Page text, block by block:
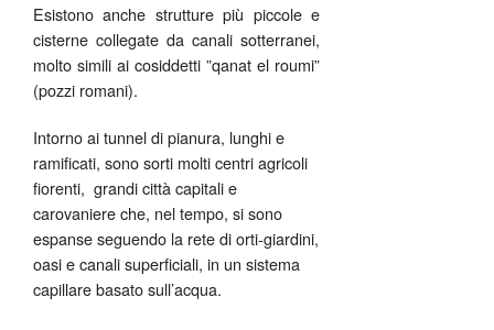
Esistono anche strutture più piccole e
cisterne collegate da canali sotterranei,
molto simili ai cosiddetti ”qanat el roumi”
(pozzi romani).
Intorno ai tunnel di pianura, lunghi e
ramificati, sono sorti molti centri agricoli
fiorenti, grandi città capitali e
carovaniere che, nel tempo, si sono
espanse seguendo la rete di orti-giardini,
oasi e canali superficiali, in un sistema
capillare basato sull’acqua.